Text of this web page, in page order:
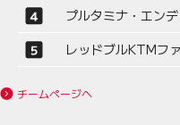
プルタミナ・エン
レッドブルKTMフ
チームページへ